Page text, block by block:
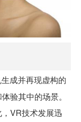
成并再现虚构的
验其中的场景。
VR技术发展迅